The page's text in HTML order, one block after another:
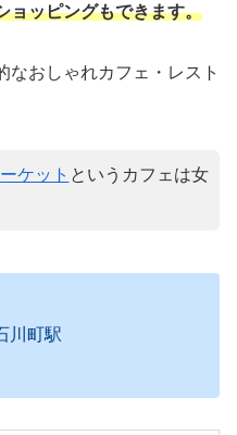
ョッピングもできます。
なおしゃれカフェ・レスト
ケット というカフェは女
川町駅